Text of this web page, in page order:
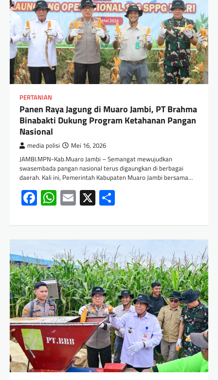
PERTANIAN
Panen Raya Jagung di Muaro Jambi, PT Brahma
Binabakti Dukung Program Ketahanan Pangan
Nasional
media polisi Mei 16, 2026
JAMBI.MPN-Kab.Muaro Jambi – Semangat mewujudkan
swasembada pangan nasional terus digaungkan di berbagai
daerah. Kali ini, Pemerintah Kabupaten Muaro Jambi bersama…
Facebook
WhatsApp
Email
X